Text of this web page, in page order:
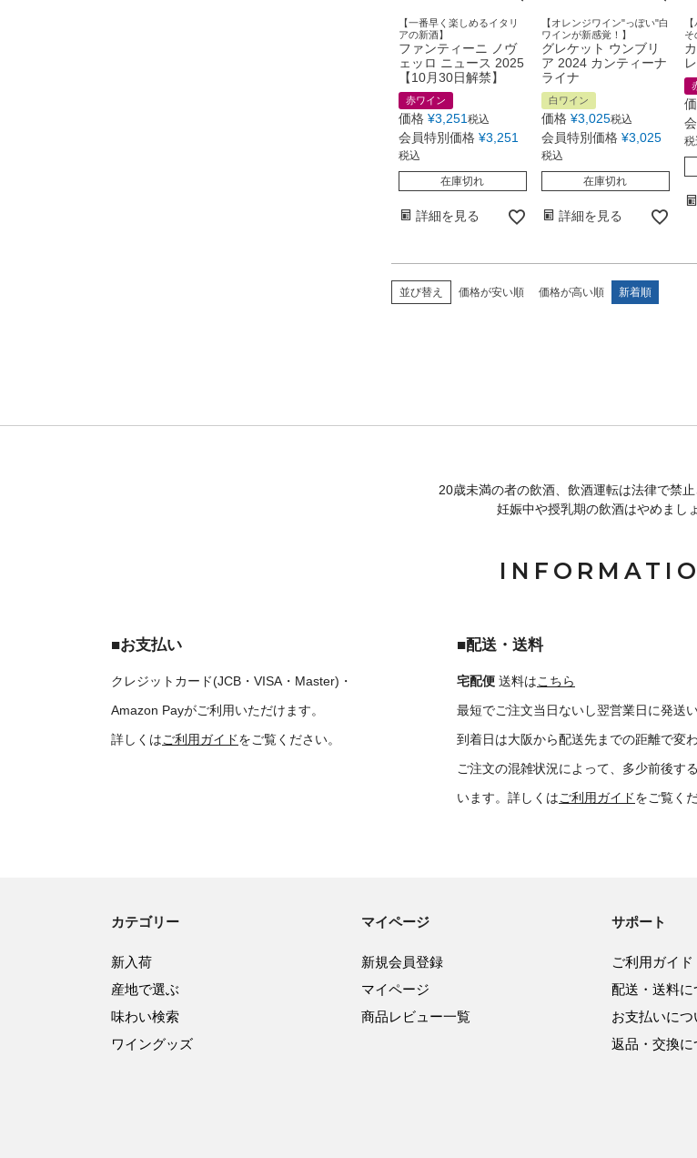
【一番早く楽しめるイタリ
アの新酒】
ファンティーニ ノヴ
ェッロ ニュース 2025
【10月30日解禁】
赤ワイン
価格 ¥3,251税込
会員特別価格 ¥3,251
税込
在庫切れ
詳細を見る
【オレンジワイン"っぽい"白
ワインが新感覚！】
グレケット ウンブリ
ア 2024 カンティーナ
ライナ
白ワイン
価格 ¥3,025税込
会員特別価格 ¥3,025
税込
在庫切れ
詳細を見る
そ
税
並び替え 価格が安い順 価格が高い順 新着順
20歳未満の者の飲酒、飲酒運転は法律で禁止
妊娠中や授乳期の飲酒はやめましょ
■お支払い
クレジットカード(JCB・VISA・Master)・
Amazon Payがご利用いただけます。
詳しくはご利用ガイドをご覧ください。
■配送・送料
宅配便 送料はこちら
最短でご注文当日ないし翌営業日に発送い
到着日は大阪から配送先までの距離で変わ
ご注文の混雑状況によって、多少前後す
います。詳しくはご利用ガイドをご覧く
カテゴリー
新入荷
産地で選ぶ
味わい検索
ワイングッズ
マイページ
新規会員登録
マイページ
商品レビュー一覧
サポート
ご利用ガイド
配送・送料に
お支払いにつ
返品・交換に